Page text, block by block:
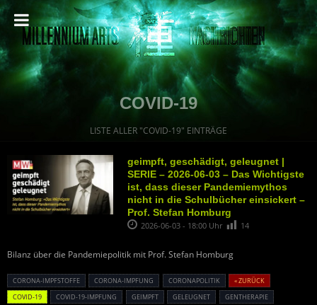
COVID-19
LISTE ALLER "COVID-19" EINTRÄGE
geimpft, geschädigt, geleugnet |
SERIE – 2026-06-03 – Das Wichtigste
ist, dass dieser Pandemiemythos
nicht in die Schulbücher einsickert –
Prof. Stefan Homburg
2026-06-03 - 18:00 Uhr 14
Bilanz über die Pandemiepolitik mit Prof. Stefan Homburg
CORONA-IMPFSTOFFE CORONA-IMPFUNG CORONAPOLITIK
« ZURÜCK
COVID-19
COVID-19-IMPFUNG GEIMPFT GELEUGNET
GENTHERAPIE